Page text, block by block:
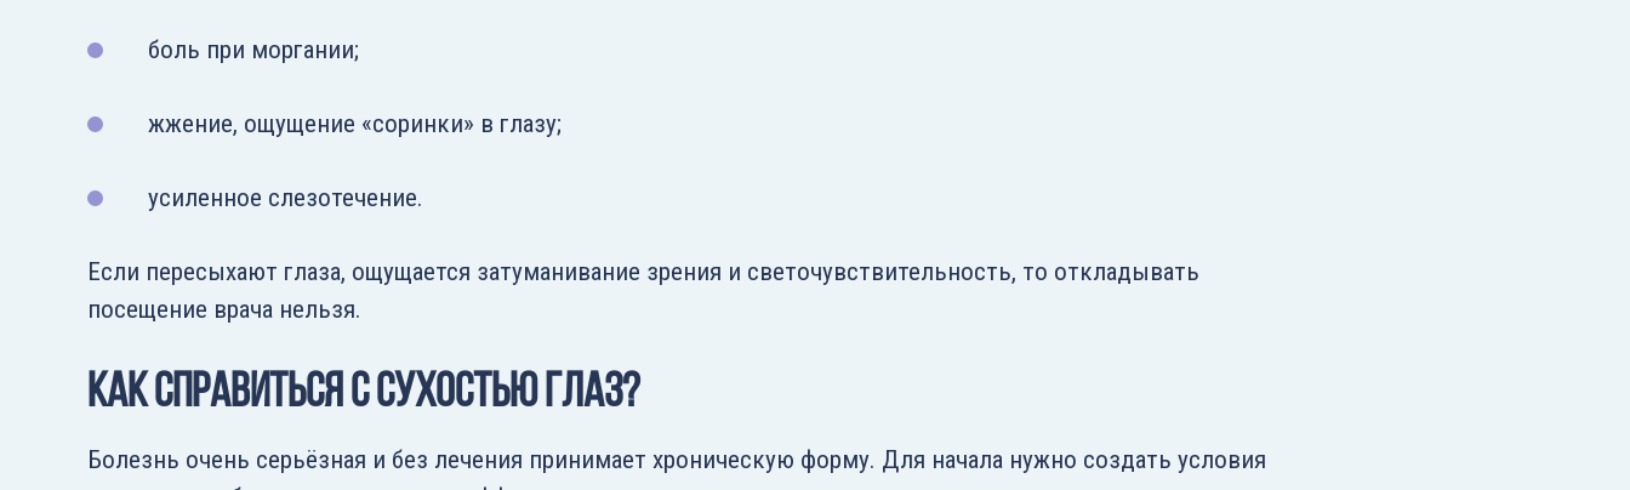
боль при моргании;
жжение, ощущение «соринки» в глазу;
усиленное слезотечение.
Если пересыхают глаза, ощущается затуманивание зрения и светочувствительность, то откладывать
посещение врача нельзя.
Как справиться с сухостью глаз?
Болезнь очень серьёзная и без лечения принимает хроническую форму. Для начала нужно создать условия